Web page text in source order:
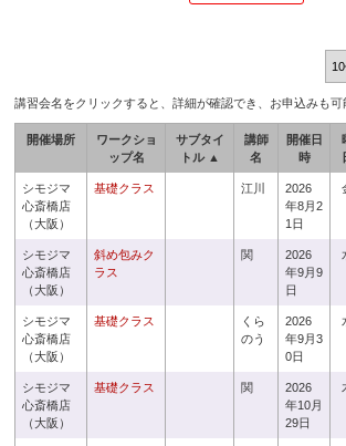
講習会名をクリックすると、詳細が確認でき、お申込みも可
開催場所
ワークショ
ップ名
サブタイ
トル ▲
講師
名
開催日
時
シモジマ
心斎橋店
（大阪）
基礎クラス 江川
2026
年8月2
1日
シモジマ
心斎橋店
（大阪）
斜め包みク
ラス
関
2026
年9月9
日
シモジマ
心斎橋店
（大阪）
基礎クラス
くら
のう
2026
年9月3
0日
シモジマ
心斎橋店
（大阪）
基礎クラス 関
2026
年10月
29日